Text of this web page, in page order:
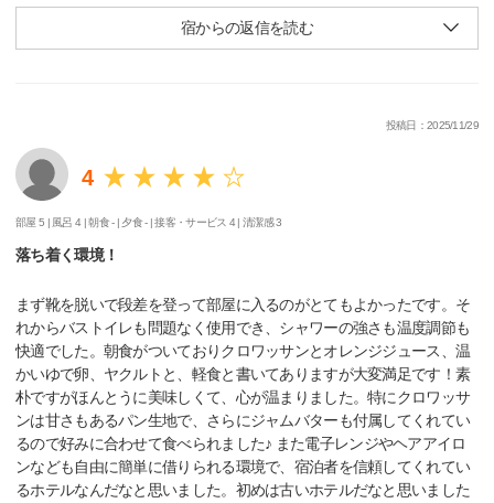
宿からの返信を読む
投稿日：2025/11/29
4
部屋 5 | 風呂 4 |朝食 - | 夕食 - |接客・サービス 4 |清潔感 3
落ち着く環境！
まず靴を脱いで段差を登って部屋に入るのがとてもよかったです。そ
れからバストイレも問題なく使用でき、シャワーの強さも温度調節も
快適でした。朝食がついておりクロワッサンとオレンジジュース、温
かいゆで卵、ヤクルトと、軽食と書いてありますが大変満足です！素
朴ですがほんとうに美味しくて、心が温まりました。特にクロワッサ
ンは甘さもあるパン生地で、さらにジャムバターも付属してくれてい
るので好みに合わせて食べられました♪ また電子レンジやヘアアイロ
ンなども自由に簡単に借りられる環境で、宿泊者を信頼してくれてい
るホテルなんだなと思いました。初めは古いホテルだなと思いました